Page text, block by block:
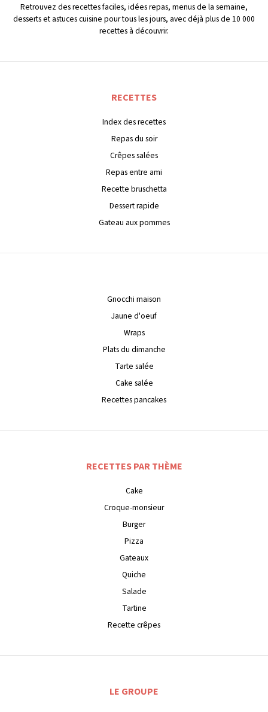
Retrouvez des recettes faciles, idées repas, menus de la semaine,
desserts et astuces cuisine pour tous les jours, avec déjà plus de 10 000
recettes à découvrir.
RECETTES
Index des recettes
Repas du soir
Crêpes salées
Repas entre ami
Recette bruschetta
Dessert rapide
Gateau aux pommes
Gnocchi maison
Jaune d'oeuf
Wraps
Plats du dimanche
Tarte salée
Cake salée
Recettes pancakes
RECETTES PAR THÈME
Cake
Croque-monsieur
Burger
Pizza
Gateaux
Quiche
Salade
Tartine
Recette crêpes
LE GROUPE